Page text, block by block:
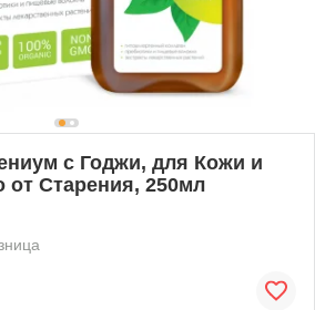
с Годжи, для Кожи и
Старения, 250мл